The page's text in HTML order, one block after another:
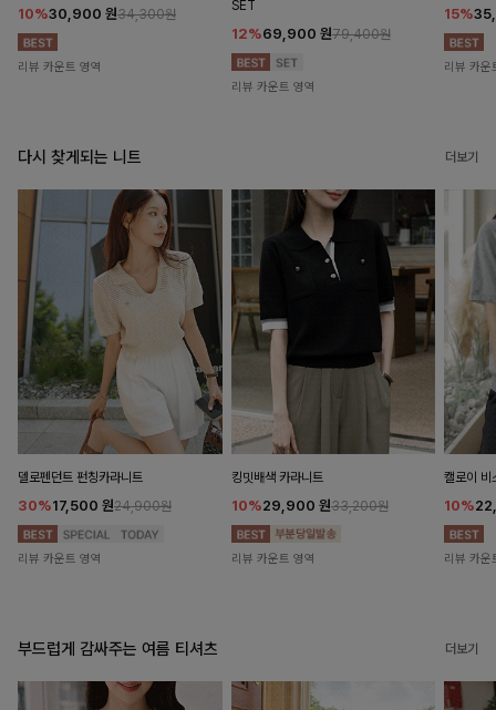
10%30,900 원34,300원
리뷰 카운트 영역
SET
12%69,900 원79,400원
리뷰 카운트 영역
15%
리뷰 카운
다시 찾게되는 니트 더보기
델로펜던트 펀칭카라니트
30%17,500 원24,900원
리뷰 카운트 영역
킹밋배색 카라니트
10%29,900 원33,200원
리뷰 카운트 영역
캘로이 비
10%
리뷰 카운
부드럽게 감싸주는 여름 티셔츠 더보기